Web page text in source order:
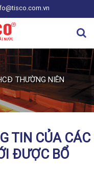
THƯỜNG NIÊN
TIN CỦA CÁC
ĐƯỢC BỔ